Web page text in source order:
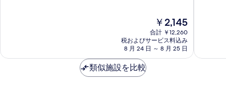
ト
良
現
在
の
料
金
￥2,145
合計 ￥12,260
税およびサービス料込み
8 月 24 日 ～ 8 月 25 日
&
コ
類似施設を比較